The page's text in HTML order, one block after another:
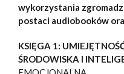
wykorzystania
postaci audiobooków
KSIĘGA 1:
ŚRODOWISKA I